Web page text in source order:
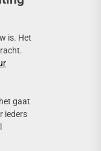
is. Het
gaat
ieders